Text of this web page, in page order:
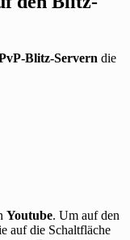
Blitz-Servern die
Youtube. Um auf den
auf die Schaltfläche